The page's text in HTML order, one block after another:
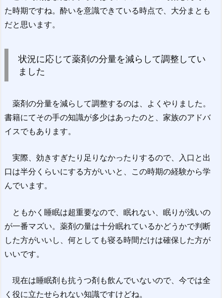
た時期ですね。酔いを意識できている時点で、大分まとも
だと思います。
状況に応じて薬剤の分量を減らして調整してい
ました
薬剤の分量を減らして調整するのは、よくやりました。
書籍にてその手の知識が多少はあったのと、家族のアドバ
イスでもあります。
実際、効きすぎたり足りなかったりするので、入口と出
口は半分くらいにする方がいいと、この時期の経験から学
んでいます。
ともかく睡眠は超重要なので、眠れない、眠りが浅いの
が一番マズい。薬剤の量は十分眠れているかどうかで判断
した方がいいし、何としても寝る時間だけは確保した方が
いいです。
現在は睡眠剤も抗うつ剤も飲んでいないので、今では全
く役に立たせられない知識ですけどね。